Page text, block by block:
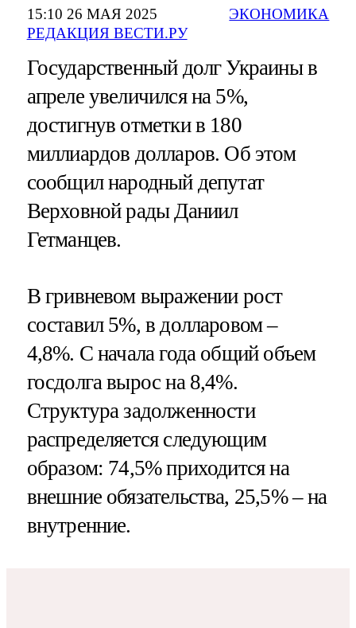
15:10 26 МАЯ 2025
РЕДАКЦИЯ ВЕСТИ.РУ
ЭКОНОМИКА
Государственный долг Украины в
апреле увеличился на 5%,
достигнув отметки в 180
миллиардов долларов. Об этом
сообщил народный депутат
Верховной рады Даниил
Гетманцев.
В гривневом выражении рост
составил 5%, в долларовом –
4,8%. С начала года общий объем
госдолга вырос на 8,4%.
Структура задолженности
распределяется следующим
образом: 74,5% приходится на
внешние обязательства, 25,5% – на
внутренние.